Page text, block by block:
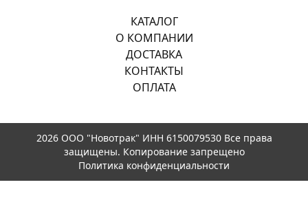
КАТАЛОГ
О КОМПАНИИ
ДОСТАВКА
КОНТАКТЫ
ОПЛАТА
2026 ООО "Новотрак" ИНН 6150079530 Все права
защищены. Копирование запрещено
Политика конфиденциальности